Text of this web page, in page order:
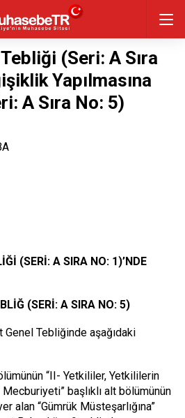
(Seri: A Sıra
Yapılmasına
A Sıra No: 5)
(SERİ: A SIRA NO: 1)’NDE
(SERİ: A SIRA NO: 5)
Genel Tebliğinde aşağıdaki
“II- Yetkililer, Yetkililerin
başlıklı alt bölümünün
alan “Gümrük Müsteşarlığına”